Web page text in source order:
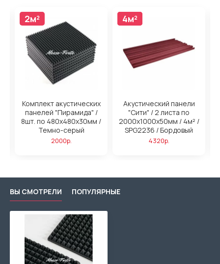
2м²
Комплект акустических
панелей "Пирамида" /
8шт. по 480x480х30мм /
Темно-серый
2000р.
4м²
4м²
Акустический панели
"Сити" / 2 листа по
2000х1000х50мм / 4м² /
SPG2236 / Бордовый
4320р.
ВЫ СМОТРЕЛИ ПОПУЛЯРНЫЕ